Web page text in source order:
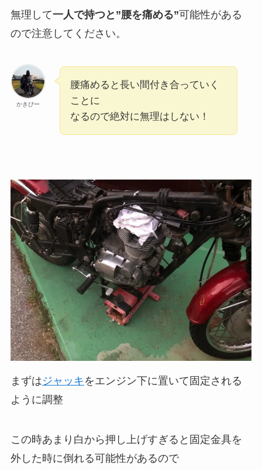
無理して一人で持つと”腰を痛める”可能性がある
ので注意してください。
かきぴー
腰痛めると長い間付き合っていく
ことに
なるので絶対に無理はしない！
まずはジャッキ をエンジン下に置いて固定される
ように調整
この時あまり白から押し上げすぎると固定金具を
外した時に倒れる可能性があるので